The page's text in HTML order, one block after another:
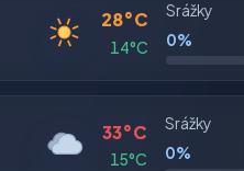
28°C
14°C
Srážky
0%
33°C
15°C
Srážky
0%